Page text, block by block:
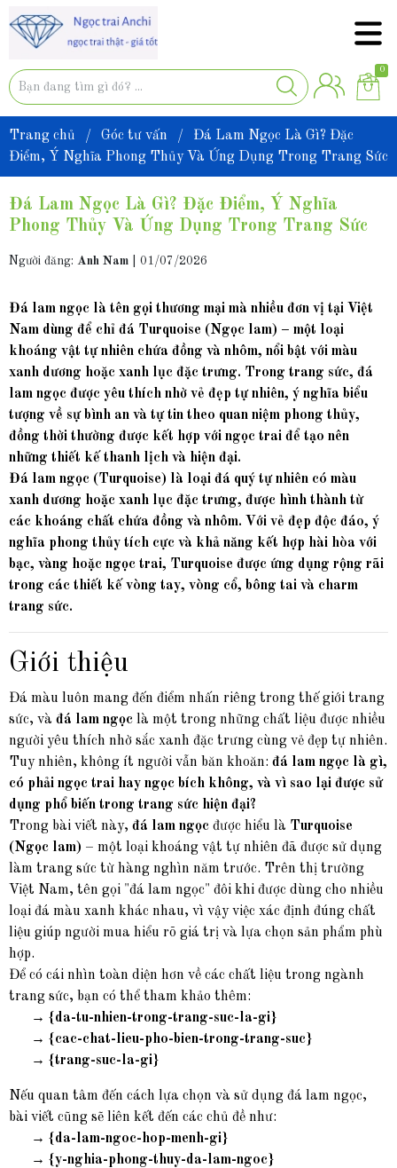
0
Trang chủ / Góc tư vấn /
Đá Lam Ngọc Là Gì? Đặc
Điểm, Ý Nghĩa Phong Thủy Và Ứng Dụng Trong Trang Sức
Đá Lam Ngọc Là Gì? Đặc Điểm, Ý Nghĩa
Phong Thủy Và Ứng Dụng Trong Trang Sức
Người đăng: Anh Nam 01/07/2026
Đá lam ngọc là tên gọi thương mại mà nhiều đơn vị tại Việt
Nam dùng để chỉ đá Turquoise (Ngọc lam) – một loại
khoáng vật tự nhiên chứa đồng và nhôm, nổi bật với màu
xanh dương hoặc xanh lục đặc trưng. Trong trang sức, đá
lam ngọc được yêu thích nhờ vẻ đẹp tự nhiên, ý nghĩa biểu
tượng về sự bình an và tự tin theo quan niệm phong thủy,
đồng thời thường được kết hợp với ngọc trai để tạo nên
những thiết kế thanh lịch và hiện đại.
Đá lam ngọc (Turquoise) là loại đá quý tự nhiên có màu
xanh dương hoặc xanh lục đặc trưng, được hình thành từ
các khoáng chất chứa đồng và nhôm. Với vẻ đẹp độc đáo, ý
nghĩa phong thủy tích cực và khả năng kết hợp hài hòa với
bạc, vàng hoặc ngọc trai, Turquoise được ứng dụng rộng rãi
trong các thiết kế vòng tay, vòng cổ, bông tai và charm
trang sức.
Giới thiệu
Đá màu luôn mang đến điểm nhấn riêng trong thế giới trang
sức, và đá lam ngọc là một trong những chất liệu được nhiều
người yêu thích nhờ sắc xanh đặc trưng cùng vẻ đẹp tự nhiên.
Tuy nhiên, không ít người vẫn băn khoăn: đá lam ngọc là gì,
có phải ngọc trai hay ngọc bích không, và vì sao lại được sử
dụng phổ biến trong trang sức hiện đại?
Trong bài viết này, đá lam ngọc được hiểu là Turquoise
(Ngọc lam) – một loại khoáng vật tự nhiên đã được sử dụng
làm trang sức từ hàng nghìn năm trước. Trên thị trường
Việt Nam, tên gọi "đá lam ngọc" đôi khi được dùng cho nhiều
loại đá màu xanh khác nhau, vì vậy việc xác định đúng chất
liệu giúp người mua hiểu rõ giá trị và lựa chọn sản phẩm phù
hợp.
Để có cái nhìn toàn diện hơn về các chất liệu trong ngành
trang sức, bạn có thể tham khảo thêm:
→ {da-tu-nhien-trong-trang-suc-la-gi}
→ {cac-chat-lieu-pho-bien-trong-trang-suc}
→ {trang-suc-la-gi}
Nếu quan tâm đến cách lựa chọn và sử dụng đá lam ngọc,
bài viết cũng sẽ liên kết đến các chủ đề như:
→ {da-lam-ngoc-hop-menh-gi}
→ {y-nghia-phong-thuy-da-lam-ngoc}